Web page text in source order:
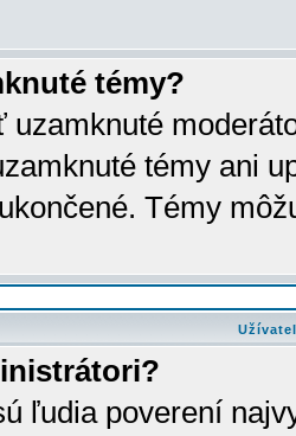
témy?
uzamknuté
témy ani
Témy
ľudia poverení